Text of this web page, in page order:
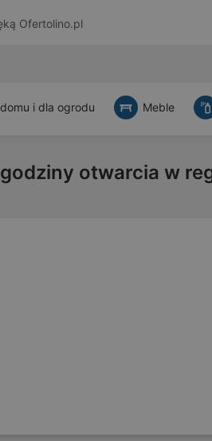
Ofertolino.pl
i dla ogrodu Meble
otwarcia w